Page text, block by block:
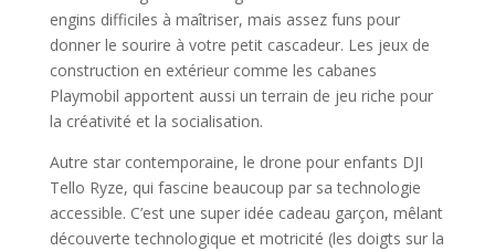
engins difficiles à maîtriser, mais assez funs pour
donner le sourire à votre petit cascadeur. Les jeux de
construction en extérieur comme les cabanes
Playmobil apportent aussi un terrain de jeu riche pour
la créativité et la socialisation.
Autre star contemporaine, le drone pour enfants DJI
Tello Ryze, qui fascine beaucoup par sa technologie
accessible. C’est une super idée cadeau garçon, mêlant
découverte technologique et motricité (les doigts sur la